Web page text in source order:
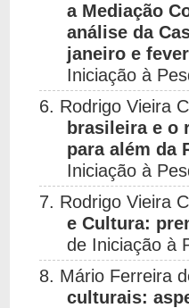
a Mediação
análise da
janeiro e
Iniciação à
6. Rodrigo Vieira
brasileira e o
para além da
Iniciação à
7. Rodrigo Vieira
e Cultura:
de Iniciação à
8. Mário Ferreira
culturais: